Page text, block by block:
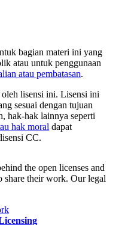
bagian materi ini yang
atau untuk penggunaan
atau pembatasan.
lisensi ini. Lisensi ini
sesuai dengan tujuan
hak-hak lainnya seperti
hak moral dapat
CC.
the open licenses and
share their work. Our legal